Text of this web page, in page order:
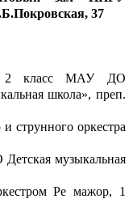
37
класс МАУ ДО
школа», преп.
струнного оркестра
музыкальная
Ре мажор, 1